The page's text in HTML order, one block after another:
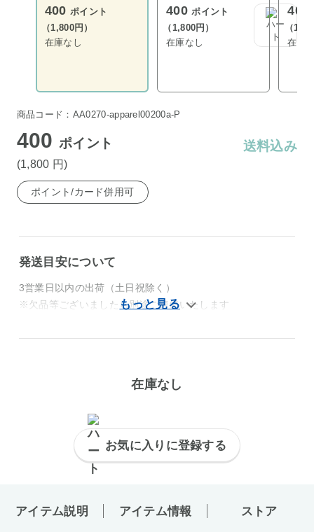
400ポイント
（1,800円）
在庫なし
400ポイント
（1,800円）
在庫なし
400
（
在庫
商品コード：AA0270-apparel00200a-P
400ポイント
(1,800 円)
送料込み
ポイント/カード併用可
発送目安について
3営業日以内の出荷（土日祝除く）
※欠品等ございましたら別途ご連絡いたします
在庫なし
お気に入りに登録する
アイテム説明 アイテム情報 ストア